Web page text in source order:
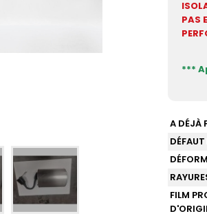
PAS
***
A DÉJÀ
FILM